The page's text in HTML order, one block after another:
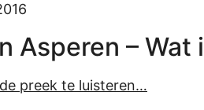
Asperen –
preek te luisteren…